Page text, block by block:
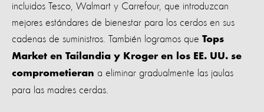
incluidos Tesco, Walmart y Carrefour, que introduzcan
mejores estándares de bienestar para los cerdos en sus
cadenas de suministros. También logramos que Tops
Market en Tailandia y Kroger en los EE. UU. se
comprometieran a eliminar gradualmente las jaulas
para las madres cerdas.